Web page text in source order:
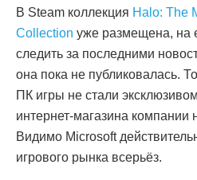
В Steam коллекция Halo: The
Collection уже размещена, на
следить за последними
она пока не публиковалась.
ПК игры не стали
интернет-магазина компании
Видимо Microsoft
игрового рынка всерьёз.